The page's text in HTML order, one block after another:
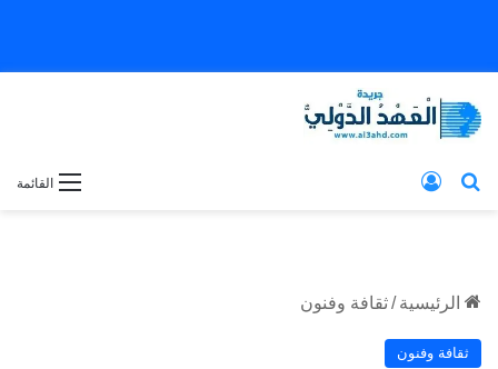
القائمة بحث عن
الرئيسية /ثقافة وفنون
ثقافة وفنون